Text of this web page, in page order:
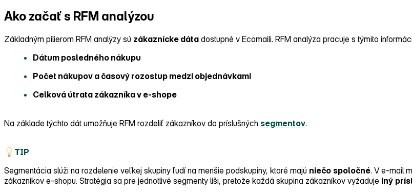
Ako začať s RFM analýzou
Základným pilierom RFM analýzy sú zákaznícke dáta dostupné v Ecomaili. RFM analýza pracuje s týmito
Dátum posledného nákupu
Počet nákupov a časový rozostup medzi objednávkami
Celková útrata zákazníka v e‑shope
Na základe týchto dát umožňuje RFM rozdeliť zákazníkov do príslušných segmentov.
TIP
Segmentácia slúži na rozdelenie veľkej skupiny ľudí na menšie podskupiny, ktoré majú niečo spoločné. V e‑mail
zákazníkov e‑shopu. Stratégia sa pre jednotlivé segmenty líši, pretože každá skupina zákazníkov vyžaduje iný